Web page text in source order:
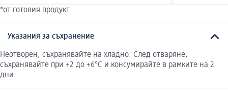
*от готовия продукт
Указания за съхранение
Неотворен, съхранявайте на хладно. След отваряне,
съхранявайте при +2 до +6°C и консумирайте в рамките на 2
дни.